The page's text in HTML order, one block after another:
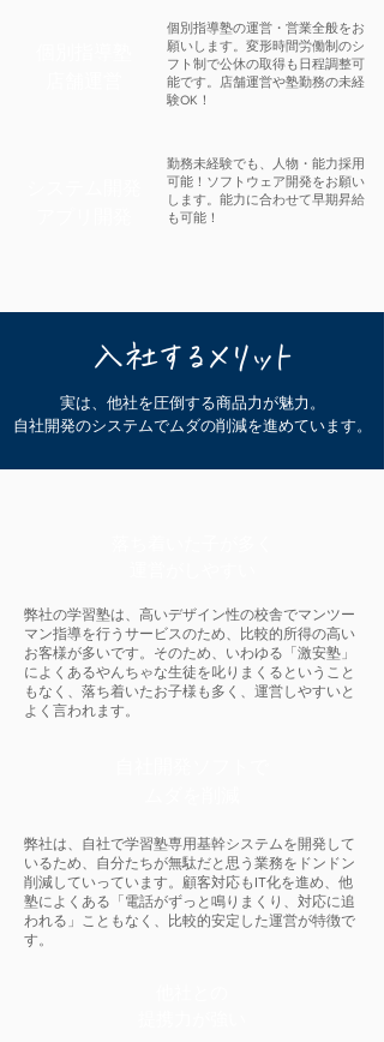
個別指導塾の運営・営業全般をお
願いします。変形時間労働制のシ
フト制で公休の取得も日程調整可
能です。店舗運営や塾勤務の未経
験OK！
勤務未経験でも、人物・能力採用
可能！ソフトウェア開発をお願い
します。能力に合わせて早期昇給
も可能！
入社するメリット
実は、他社を圧倒する商品力が魅力。
自社開発のシステムでムダの削減を進めています。
弊社の学習塾は、高いデザイン性の校舎でマンツー
マン指導を行うサービスのため、比較的所得の高い
お客様が多いです。そのため、いわゆる「激安塾」
によくあるやんちゃな生徒を叱りまくるということ
もなく、落ち着いたお子様も多く、運営しやすいと
よく言われます。
弊社は、自社で学習塾専用基幹システムを開発して
いるため、自分たちが無駄だと思う業務をドンドン
削減していっています。顧客対応もIT化を進め、他
塾によくある「電話がずっと鳴りまくり、対応に追
われる」こともなく、比較的安定した運営が特徴で
す。